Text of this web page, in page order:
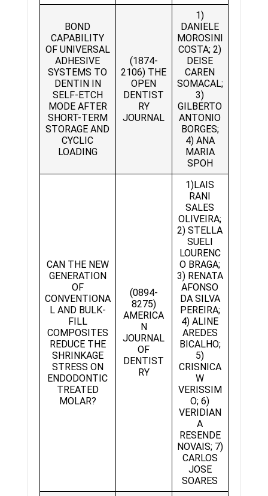
BOND
CAPABILITY
OF UNIVERSAL
ADHESIVE
SYSTEMS TO
DENTIN IN
SELF-ETCH
MODE AFTER
SHORT-TERM
STORAGE AND
CYCLIC
LOADING
(1874-
2106) THE
OPEN
DENTIST
RY
JOURNAL
1)
DANIELE
MOROSINI
COSTA; 2)
DEISE
CAREN
SOMACAL;
3)
GILBERTO
ANTONIO
BORGES;
4) ANA
MARIA
SPOH
CAN THE NEW
GENERATION
OF
CONVENTIONA
L AND BULK-
FILL
COMPOSITES
REDUCE THE
SHRINKAGE
STRESS ON
ENDODONTIC
TREATED
MOLAR?
(0894-
8275)
AMERICA
N
JOURNAL
OF
DENTIST
RY
1)LAIS
RANI
SALES
OLIVEIRA;
2) STELLA
SUELI
LOURENC
O BRAGA;
3) RENATA
AFONSO
DA SILVA
PEREIRA;
4) ALINE
AREDES
BICALHO;
5)
CRISNICA
W
VERISSIM
O; 6)
VERIDIAN
A
RESENDE
NOVAIS; 7)
CARLOS
JOSE
SOARES